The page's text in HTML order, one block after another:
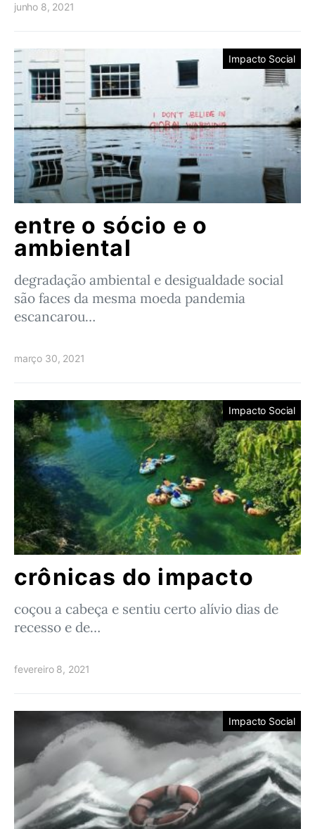
junho 8, 2021
Impacto Social
entre o sócio e o
ambiental
degradação ambiental e desigualdade social
são faces da mesma moeda pandemia
escancarou…
março 30, 2021
Impacto Social
crônicas do impacto
coçou a cabeça e sentiu certo alívio dias de
recesso e de…
fevereiro 8, 2021
Impacto Social